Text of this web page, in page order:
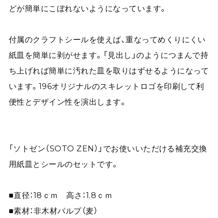
どが簡単にこぼれないようになっています。
付属のクラフトシールを使えば、重なってめくりにくい
紙皿を簡単に剥がせます。「見出し」のようにつまんで持
ち上げれば簡単に汚れた皿を取りはずせるようになって
います。196オリジナルのスキレットロゴを印刷して利
便性とデザイン性を演出します。
「ソトゼン（SOTO ZEN）」でお使いいただける補充交換
用紙皿とシールのセットです。
■直径：18ｃｍ 高さ：1.8ｃｍ
■素材：非木材パルプ（麦）